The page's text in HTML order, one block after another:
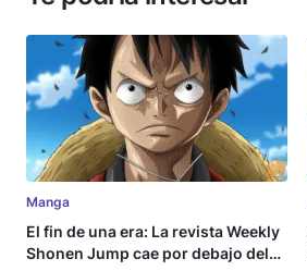
Manga
El fin de una era: La revista Weekly
Shonen Jump cae por debajo del